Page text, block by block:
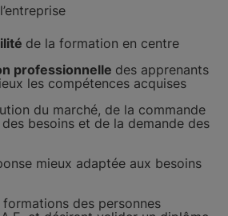
de la formation en centre
professionnelle des apprenants
les compétences acquises
du marché, de la commande
besoins et de la demande des
mieux adaptée aux besoins
formations des personnes